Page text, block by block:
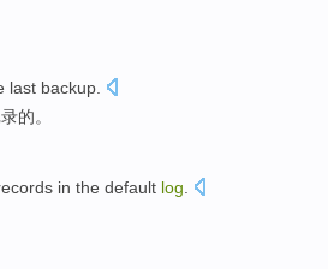
last backup.
的。
in the default log